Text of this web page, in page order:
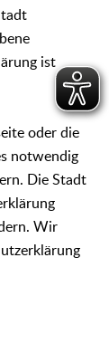
ist
oder die
notwendig
Die Stadt
Wir